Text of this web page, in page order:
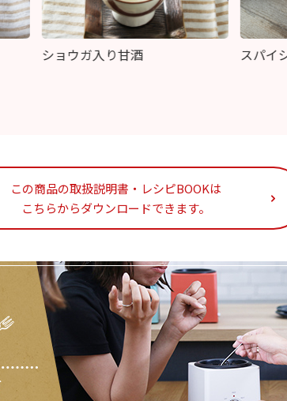
ショウガ入り甘酒 スパイシーサ
この商品の取扱説明書・レシピBOOKは
こちらからダウンロードできます。